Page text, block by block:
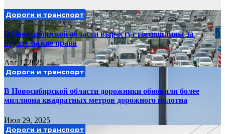
Дороги и транспорт
В Новосибирской области вырастут госпошлины за
водительские права
Авг 1, 2025
Дороги и транспорт
В Новосибирской области дорожники обновили более
миллиона квадратных метров дорожного полотна
Июл 29, 2025
Дороги и транспорт